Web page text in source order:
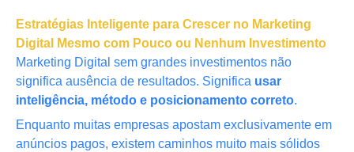
Estratégias Inteligente para Crescer no Marketing
Digital Mesmo com Pouco ou Nenhum Investimento
Marketing Digital sem grandes investimentos não
significa ausência de resultados. Significa usar
inteligência, método e posicionamento correto.
Enquanto muitas empresas apostam exclusivamente em
anúncios pagos, existem caminhos muito mais sólidos